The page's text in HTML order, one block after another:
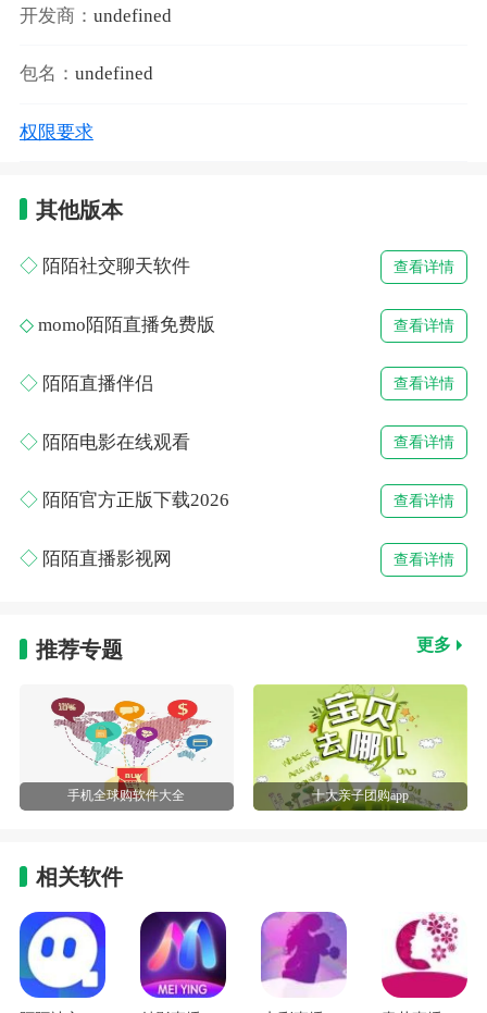
开发商： undefined
包名： undefined
权限要求
其他版本
陌陌社交聊天软件 查看详情
momo陌陌直播免费版 查看详情
陌陌直播伴侣 查看详情
陌陌电影在线观看 查看详情
陌陌官方正版下载2026 查看详情
陌陌直播影视网 查看详情
推荐专题 更多
手机全球购软件大全 十大亲子团购app
相关软件